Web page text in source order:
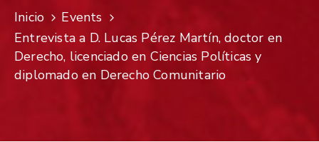
Inicio
Events
Entrevista a D. Lucas Pérez Martín, doctor en
Derecho, licenciado en Ciencias Políticas ​y
diplomado en Derecho Comunitario